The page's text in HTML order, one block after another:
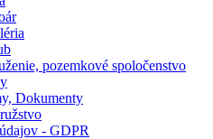
pozemkové spoločenstvo
Dokumenty
- GDPR